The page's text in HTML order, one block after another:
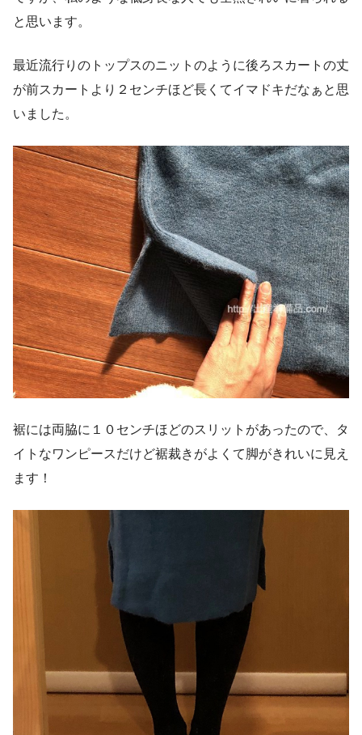
と思います。
最近流行りのトップスのニットのように後ろスカートの丈
が前スカートより２センチほど長くてイマドキだなぁと思
いました。
裾には両脇に１０センチほどのスリットがあったので、タ
イトなワンピースだけど裾裁きがよくて脚がきれいに見え
ます！